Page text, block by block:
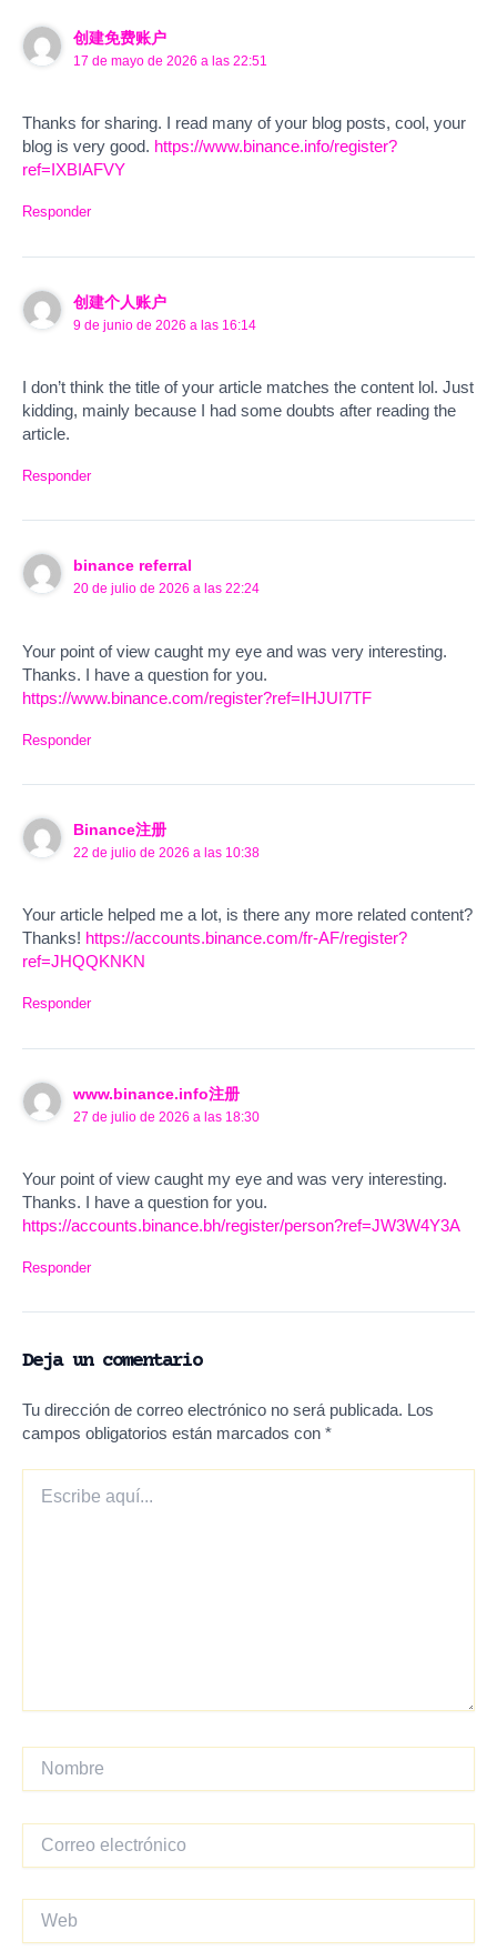
创建免费账户
17 de mayo de 2026 a las 22:51
Thanks for sharing. I read many of your blog posts, cool, your
blog is very good. https://www.binance.info/register?
ref=IXBIAFVY
Responder
创建个人账户
9 de junio de 2026 a las 16:14
I don’t think the title of your article matches the content lol. Just
kidding, mainly because I had some doubts after reading the
article.
Responder
binance referral
20 de julio de 2026 a las 22:24
Your point of view caught my eye and was very interesting.
Thanks. I have a question for you.
https://www.binance.com/register?ref=IHJUI7TF
Responder
Binance注册
22 de julio de 2026 a las 10:38
Your article helped me a lot, is there any more related content?
Thanks! https://accounts.binance.com/fr-AF/register?
ref=JHQQKNKN
Responder
www.binance.info注册
27 de julio de 2026 a las 18:30
Your point of view caught my eye and was very interesting.
Thanks. I have a question for you.
https://accounts.binance.bh/register/person?ref=JW3W4Y3A
Responder
Deja un comentario
Tu dirección de correo electrónico no será publicada. Los
campos obligatorios están marcados con *
aquí...
Nombre
electrónico